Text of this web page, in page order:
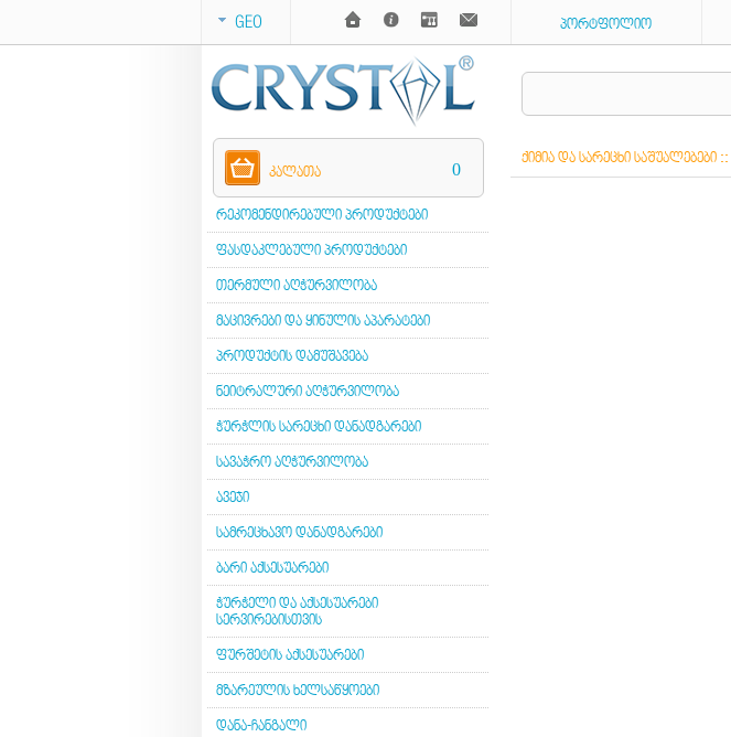
GEO ᲞᲝᲠᲢᲤᲝᲚᲘᲝ
ᲙᲐᲚᲐᲗᲐ 0
ᲠᲔᲙᲝᲛᲔᲜᲓᲘᲠᲔᲑᲣᲚᲘ ᲞᲠᲝᲓᲣᲥᲢᲔᲑᲘ
ᲤᲐᲡᲓᲐᲙᲚᲔᲑᲣᲚᲘ ᲞᲠᲝᲓᲣᲥᲢᲔᲑᲘ
ᲗᲔᲠᲛᲣᲚᲘ ᲐᲦᲭᲣᲠᲕᲘᲚᲝᲑᲐ
ᲛᲐᲪᲘᲕᲠᲔᲑᲘ ᲓᲐ ᲧᲘᲜᲣᲚᲘᲡ ᲐᲞᲐᲠᲐᲢᲔᲑᲘ
ᲞᲠᲝᲓᲣᲥᲢᲘᲡ ᲓᲐᲛᲣᲨᲐᲕᲔᲑᲐ
ᲜᲔᲘᲢᲠᲐᲚᲣᲠᲘ ᲐᲦᲭᲣᲠᲕᲘᲚᲝᲑᲐ
ᲭᲣᲠᲭᲚᲘᲡ ᲡᲐᲠᲔᲪᲮᲘ ᲓᲐᲜᲐᲓᲒᲐᲠᲔᲑᲘ
ᲡᲐᲕᲐᲭᲠᲝ ᲐᲦᲭᲣᲠᲕᲘᲚᲝᲑᲐ
ᲐᲕᲔᲯᲘ
ᲡᲐᲛᲠᲔᲪᲮᲐᲕᲝ ᲓᲐᲜᲐᲓᲒᲐᲠᲔᲑᲘ
ᲑᲐᲠᲘ ᲐᲥᲡᲔᲡᲣᲐᲠᲔᲑᲘ
ᲭᲣᲠᲭᲔᲚᲘ ᲓᲐ ᲐᲥᲡᲔᲡᲣᲐᲠᲔᲑᲘ
ᲡᲔᲠᲕᲘᲠᲔᲑᲘᲡᲗᲕᲘᲡ
ᲤᲣᲠᲨᲔᲢᲘᲡ ᲐᲥᲡᲔᲡᲣᲐᲠᲔᲑᲘ
ᲛᲖᲐᲠᲔᲣᲚᲘᲡ ᲮᲔᲚᲡᲐᲬᲧᲝᲔᲑᲘ
ᲓᲐᲜᲐ-ᲩᲐᲜᲒᲐᲚᲘ
ᲥᲘᲛᲘᲐ ᲓᲐ ᲡᲐᲠᲔᲪᲮᲘ ᲡᲐᲨᲣᲐᲚᲔᲑᲔᲑᲘ ::